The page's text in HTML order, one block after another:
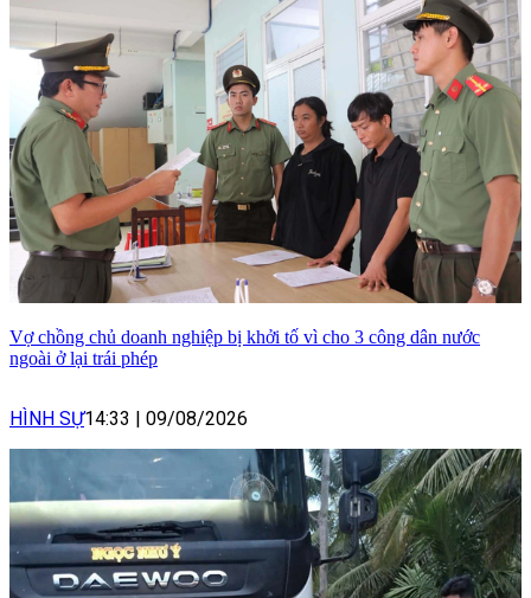
Vợ chồng chủ doanh nghiệp bị khởi tố vì cho 3 công dân nước
ngoài ở lại trái phép
HÌNH SỰ14:33 | 09/08/2026